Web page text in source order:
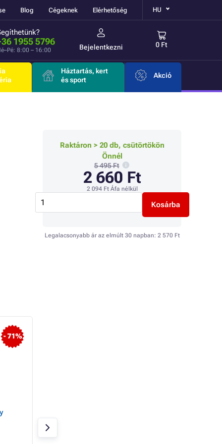
Blog Cégeknek Elérhetőség HU
1955 5796
8:00 – 16:00 Bejelentkezni 0 Ft
Háztartás, kert
és sport
Akció
Raktáron > 20 db, csütörtökön
Önnél
5 495 Ft
2 660 Ft
2 094 FtÁfa nélkül
Kosárba
Legalacsonyabb ár az elmúlt 30 napban: 2 570 Ft
- 71%
MagSafe-zárral -
Viharkék